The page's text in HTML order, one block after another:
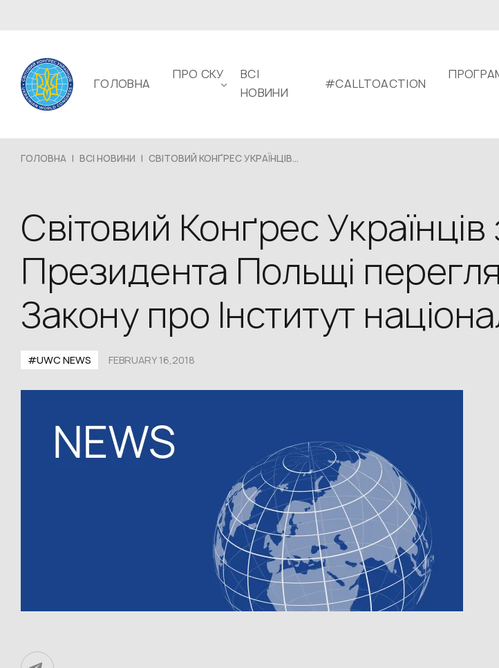
ГОЛОВНА
ПРО СКУ
ВСІ
НОВИНИ
#CALLTOACTION
ГОЛОВНА | ВСІ НОВИНИ | СВІТОВИЙ КОНҐРЕС УКРАЇНЦІВ...
Світовий Конґрес
Президента Польщі
Закону про Інститут
#UWC NEWS FEBRUARY 16,2018